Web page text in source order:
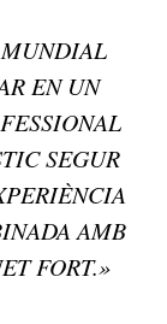
EN UN
SEGUR
AMB
FORT.»